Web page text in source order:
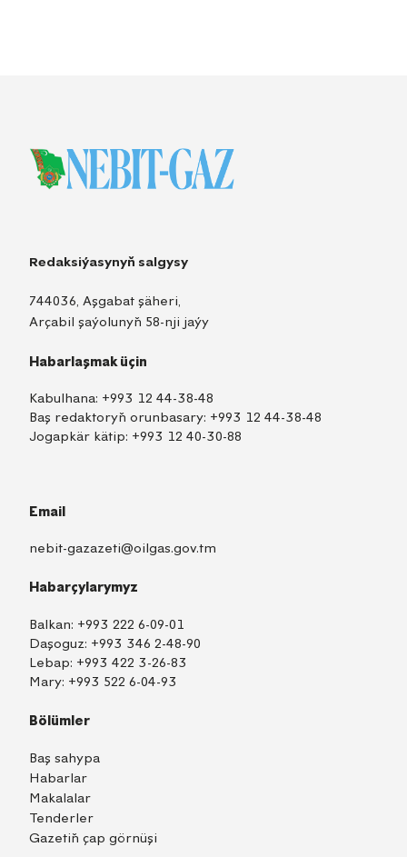
Redaksiýasynyň salgysy
744036, Aşgabat şäheri,
Arçabil şaýolunyň 58-nji jaýy
Habarlaşmak üçin
Kabulhana: +993 12 44-38-48
Baş redaktoryň orunbasary: +993 12 44-38-48
Jogapkär kätip: +993 12 40-30-88
Email
nebit-gazazeti@oilgas.gov.tm
Habarçylarymyz
Balkan: +993 222 6-09-01
Daşoguz: +993 346 2-48-90
Lebap: +993 422 3-26-83
Mary: +993 522 6-04-93
Bölümler
Baş sahypa
Habarlar
Makalalar
Tenderler
Gazetiň çap görnüşi